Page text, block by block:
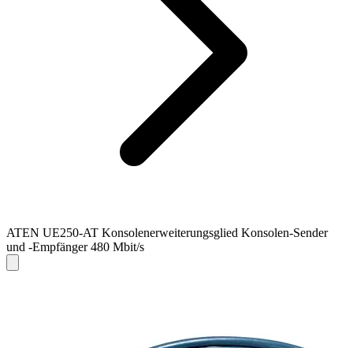
ATEN UE250-AT Konsolenerweiterungsglied Konsolen-Sender
und -Empfänger 480 Mbit/s